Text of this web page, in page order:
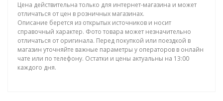
Цена действительна только для интернет-магазина и может
отличаться от цен в розничных магазинах.
Описание берется из открытых источников и носит
справочный характер. Фото товара может незначительно
отличаться от оригинала. Перед покупкой или поездкой в
магазин уточняйте важные параметры у операторов в онлайн
чате или по телефону. Остатки и цены актуальны на 13:00
каждого дня.